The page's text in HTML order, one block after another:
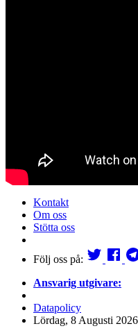
Kontakt
Om oss
Stötta oss
Följ oss på:
Ansvarig utgivare:
Datapolicy
Lördag, 8 Augusti